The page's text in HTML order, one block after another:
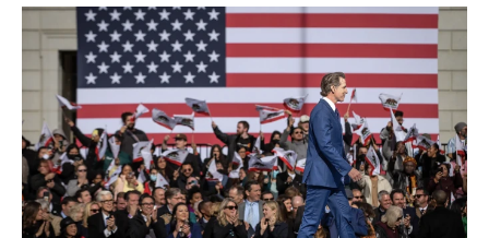
a
c
e
b
o
o
k
h
a
t
s
A
p
p
m
a
i
l